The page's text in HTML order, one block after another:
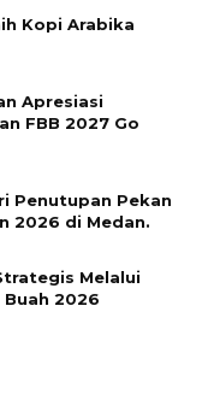
Kopi Arabika
Apresiasi
FBB 2027 Go
Penutupan Pekan
2026 di Medan.
Melalui
2026